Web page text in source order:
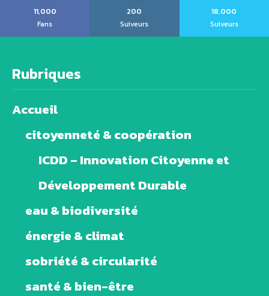
11,000
Fans
200
Suiveurs
18,000
Suiveurs
Rubriques
Accueil
citoyenneté & coopération
ICDD – Innovation Citoyenne et
Développement Durable
eau & biodiversité
énergie & climat
sobriété & circularité
santé & bien-être